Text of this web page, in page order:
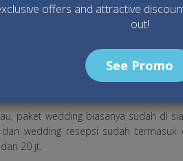
suite. Selain kamar, hotel ini juga
Breeze bar, meeting room,
wanita bisa memanjakan diri
paket wedding biasanya sudah di
wedding resepsi sudah termasuk
20 jt.
offers and attractive
out!
See Promo